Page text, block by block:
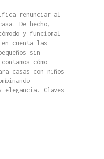
renunciar al
De hecho,
y funcional
cuenta las
sin
cómo
casas con niños
elegancia. Claves